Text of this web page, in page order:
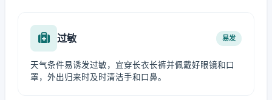
过敏 易发
天气条件易诱发过敏，宜穿长衣长裤并佩戴好眼镜和口
罩，外出归来时及时清洁手和口鼻。